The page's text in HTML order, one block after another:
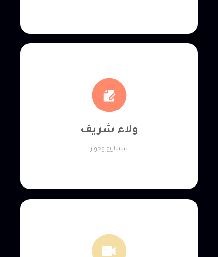
ولاء شريف
سيناريو وحوار
ولاء شريف